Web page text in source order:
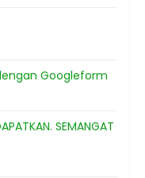
Googleform
SEMANGAT